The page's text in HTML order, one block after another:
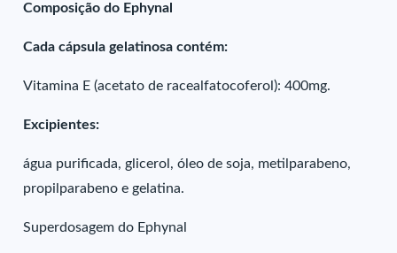
Composição do Ephynal
Cada cápsula gelatinosa contém:
Vitamina E (acetato de racealfatocoferol): 400mg.
Excipientes:
água purificada, glicerol, óleo de soja, metilparabeno,
propilparabeno e gelatina.
Superdosagem do Ephynal